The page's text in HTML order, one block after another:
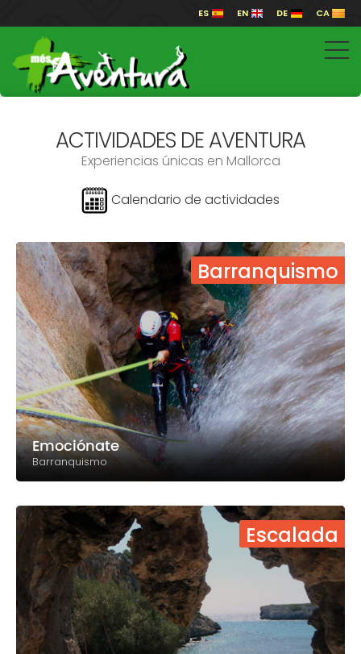
ES EN DE CA
ACTIVIDADES DE AVENTURA
Experiencias únicas en Mallorca
Calendario de actividades
Barranquismo
Emociónate
Barranquismo
Escalada